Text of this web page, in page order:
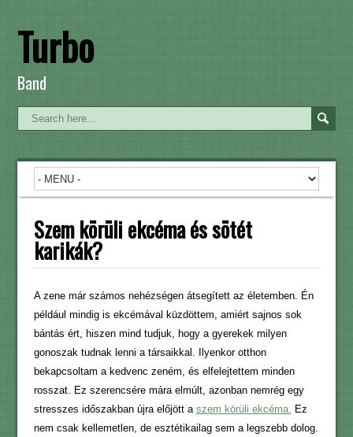
Turbo
Band
Szem körüli ekcéma és sötét
karikák?
A zene már számos nehézségen átsegített az életemben. Én
például mindig is ekcémával küzdöttem, amiért sajnos sok
bántás ért, hiszen mind tudjuk, hogy a gyerekek milyen
gonoszak tudnak lenni a társaikkal. Ilyenkor otthon
bekapcsoltam a kedvenc zeném, és elfelejtettem minden
rosszat. Ez szerencsére mára elmúlt, azonban nemrég egy
stresszes időszakban újra előjött a szem körüli ekcéma. Ez
nem csak kellemetlen, de esztétikailag sem a legszebb dolog.